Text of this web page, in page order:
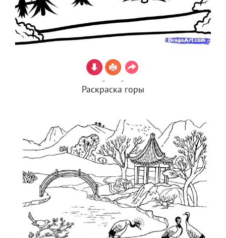
Раскраска горы